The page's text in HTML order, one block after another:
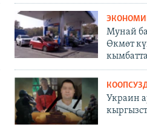
Мунай
Өкмөт
Украин